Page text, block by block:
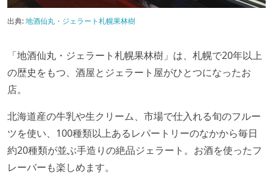
出典:地酒仙丸・ジェラート札幌果林樹
「地酒仙丸・ジェラート札幌果林樹」は、札幌で20年以上
の歴史をもつ、酒屋とジェラート屋がひとつになったお
店。
北海道産の牛乳や生クリーム、市場で仕入れる旬のフルー
ツを使い、100種類以上あるレパートリーのなかから毎日
約20種類が並ぶ手造りの絶品ジェラート。お酒を使ったフ
レーバーも楽しめます。